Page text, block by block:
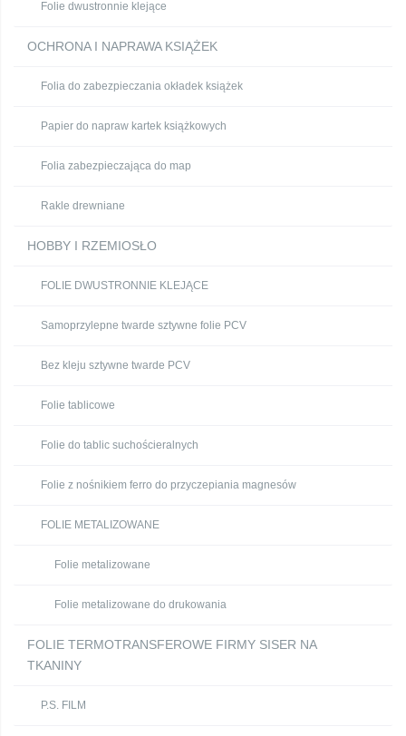
Folie dwustronnie klejące
OCHRONA I NAPRAWA KSIĄŻEK
Folia do zabezpieczania okładek książek
Papier do napraw kartek książkowych
Folia zabezpieczająca do map
Rakle drewniane
HOBBY I RZEMIOSŁO
FOLIE DWUSTRONNIE KLEJĄCE
Samoprzylepne twarde sztywne folie PCV
Bez kleju sztywne twarde PCV
Folie tablicowe
Folie do tablic suchościeralnych
Folie z nośnikiem ferro do przyczepiania magnesów
FOLIE METALIZOWANE
Folie metalizowane
Folie metalizowane do drukowania
FOLIE TERMOTRANSFEROWE FIRMY SISER NA
TKANINY
P.S. FILM